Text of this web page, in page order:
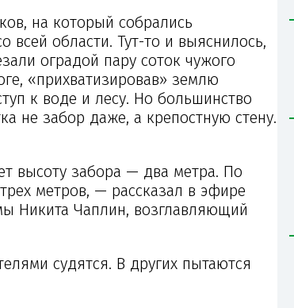
на который собрались
всей области. Тут-то и выяснилось,
оградой пару соток чужого
«прихватизировав» землю
к воде и лесу. Но большинство
не забор даже, а крепостную стену.
высоту забора — два метра. По
метров, — рассказал в эфире
Никита Чаплин, возглавляющий
судятся. В других пытаются